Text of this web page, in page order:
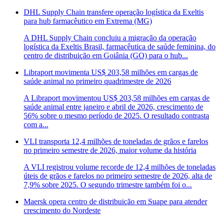
DHL Supply Chain transfere operação logística da Exeltis
para hub farmacêutico em Extrema (MG)
A DHL Supply Chain concluiu a migração da operação
logística da Exeltis Brasil, farmacêutica de saúde feminina, do
centro de distribuição em Goiânia (GO) para o hub...
Libraport movimenta US$ 203,58 milhões em cargas de
saúde animal no primeiro quadrimestre de 2026
A Libraport movimentou US$ 203,58 milhões em cargas de
saúde animal entre janeiro e abril de 2026, crescimento de
56% sobre o mesmo período de 2025. O resultado contrasta
com a...
VLI transporta 12,4 milhões de toneladas de grãos e farelos
no primeiro semestre de 2026, maior volume da história
A VLI registrou volume recorde de 12,4 milhões de toneladas
úteis de grãos e farelos no primeiro semestre de 2026, alta de
7,9% sobre 2025. O segundo trimestre também foi o...
Maersk opera centro de distribuição em Suape para atender
crescimento do Nordeste